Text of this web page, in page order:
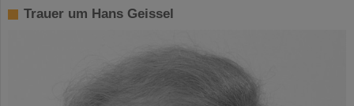
Trauer um Hans Geissel